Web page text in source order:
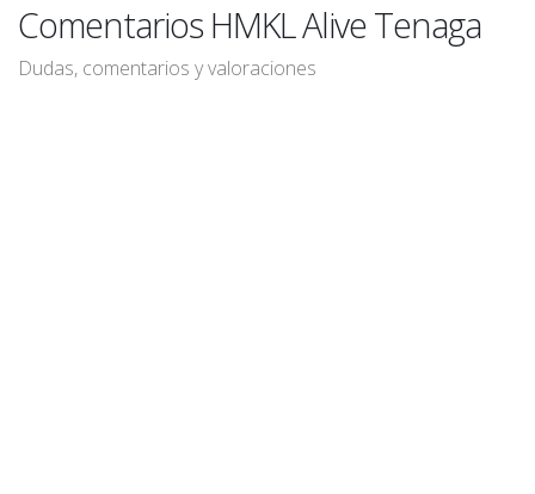
Comentarios HMKL Alive Tenaga
Dudas, comentarios y valoraciones